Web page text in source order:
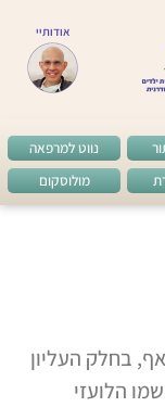
אודותיי
נווט למרפאה
מולוסקום
בחלק העליון
הלועזי